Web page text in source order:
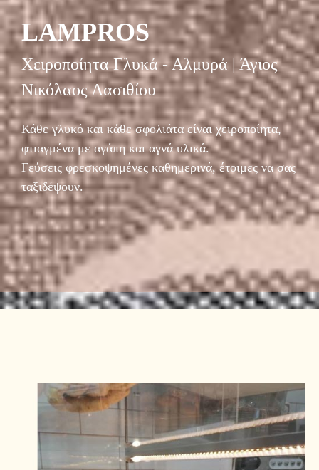
LAMPROS
Χειροποίητα Γλυκά - Αλμυρά | Άγιος
Νικόλαος Λασιθίου
Κάθε γλυκό και κάθε σφολιάτα είναι χειροποίητα,
φτιαγμένα με αγάπη και αγνά υλικά.
Γεύσεις φρεσκοψημένες καθημερινά, έτοιμες να σας
ταξιδέψουν.